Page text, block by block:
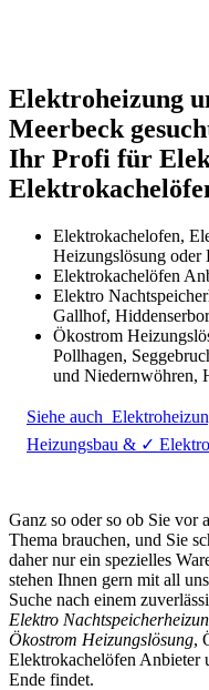
Elektroheizung
Meerbeck
Ihr Profi für
Elektrokachelofen,
Heizungslösung oder
Elektrokachelöfen
Elektro
Gallhof,
Ökostrom
Pollhagen,
und Niedernwöhren,
Siehe auch
Heizungsbau & ✓
Ganz so oder so ob Sie vor
Thema brauchen, und Sie
daher nur ein spezielles
stehen Ihnen gern mit all
Suche nach einem
Elektro
Ökostrom Heizungslösung,
Elektrokachelöfen Anbieter
Ende findet.